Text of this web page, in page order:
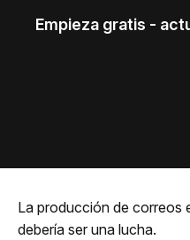
Empieza gratis -
La producción de correos
debería ser una lucha.